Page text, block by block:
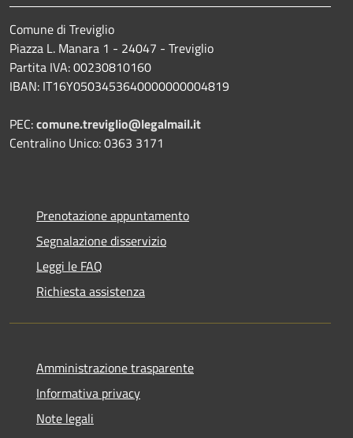
Comune di Treviglio
Piazza L. Manara 1 - 24047 - Treviglio
Partita IVA: 00230810160
IBAN: IT16Y0503453640000000004819
PEC:comune.treviglio@legalmail.it
Centralino Unico: 0363 3171
Prenotazione appuntamento
Segnalazione disservizio
Leggi le FAQ
Richiesta assistenza
Amministrazione trasparente
Informativa privacy
Note legali